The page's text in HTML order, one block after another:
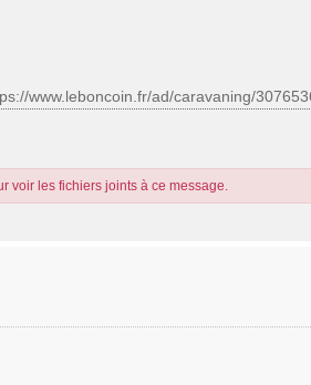
www.leboncoin.fr/ad/caravaning/
voir les fichiers joints à ce message.